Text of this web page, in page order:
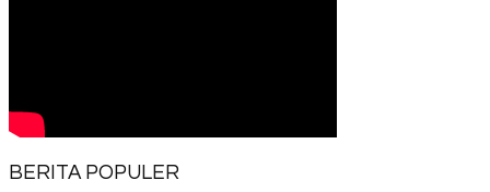
BERITA POPULER